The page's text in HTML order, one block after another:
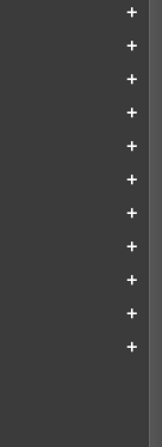
add
add
add
add
add
add
add
add
add
add
add